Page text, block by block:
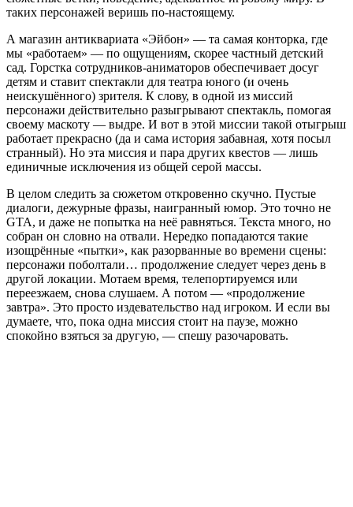
таких персонажей веришь по-настоящему.
А магазин антиквариата «Эйбон» — та самая конторка, где
мы «работаем» — по ощущениям, скорее частный детский
сад. Горстка сотрудников-аниматоров обеспечивает досуг
детям и ставит спектакли для театра юного (и очень
неискушённого) зрителя. К слову, в одной из миссий
персонажи действительно разыгрывают спектакль, помогая
своему маскоту — выдре. И вот в этой миссии такой отыгрыш
работает прекрасно (да и сама история забавная, хотя посыл
странный). Но эта миссия и пара других квестов — лишь
единичные исключения из общей серой массы.
В целом следить за сюжетом откровенно скучно. Пустые
диалоги, дежурные фразы, наигранный юмор. Это точно не
GTA, и даже не попытка на неё равняться. Текста много, но
собран он словно на отвали. Нередко попадаются такие
изощрённые «пытки», как разорванные во времени сцены:
персонажи поболтали… продолжение следует через день в
другой локации. Мотаем время, телепортируемся или
переезжаем, снова слушаем. А потом — «продолжение
завтра». Это просто издевательство над игроком. И если вы
думаете, что, пока одна миссия стоит на паузе, можно
спокойно взяться за другую, — спешу разочаровать.